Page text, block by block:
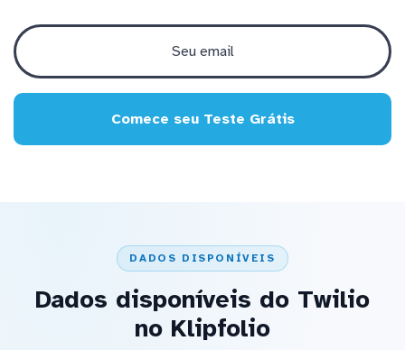
Comece seu Teste Grátis
DADOS DISPONÍVEIS
Dados disponíveis do Twilio
no Klipfolio